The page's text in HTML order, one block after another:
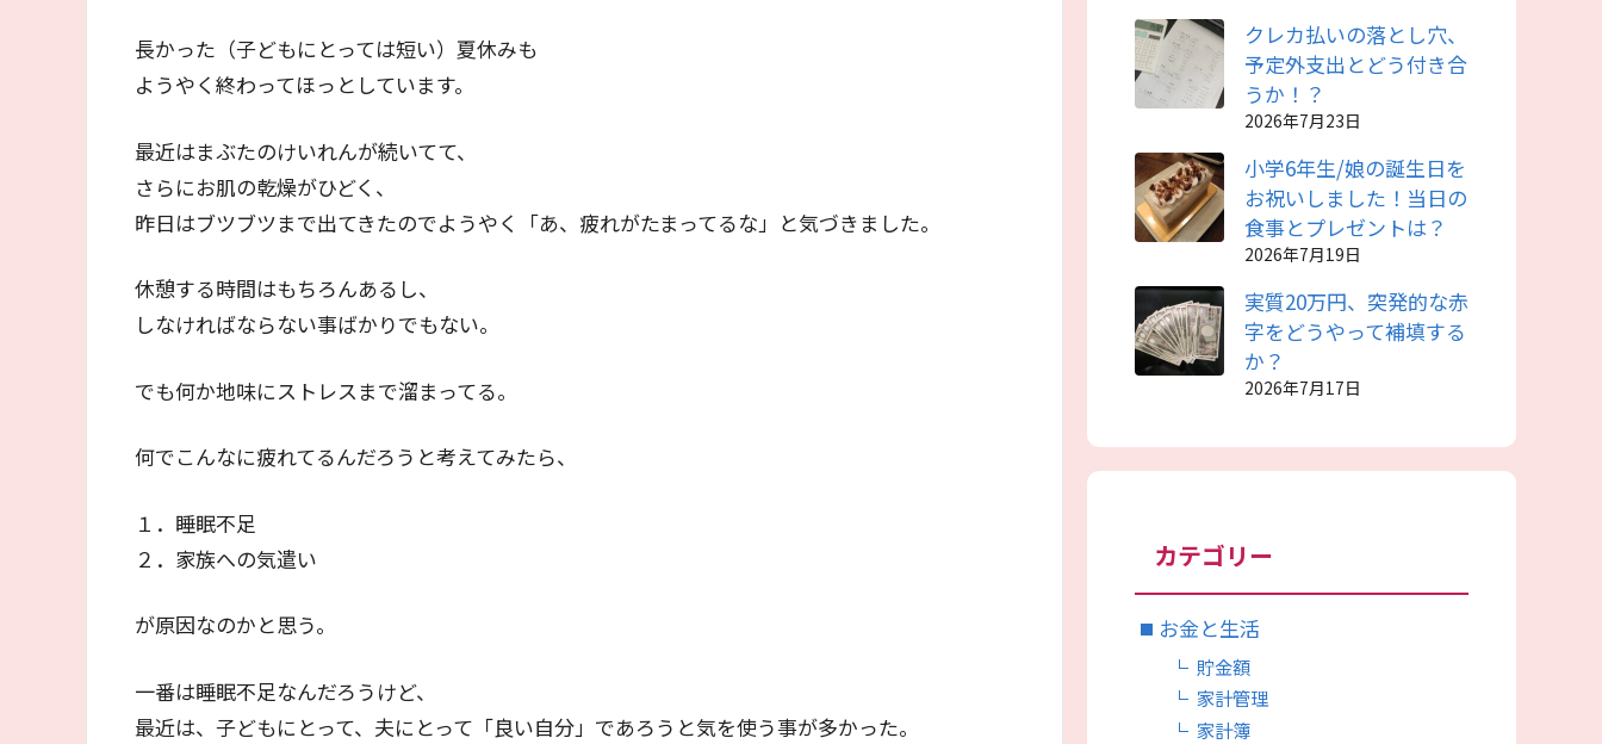
長かった（子どもにとっては短い）夏休みも
ようやく終わってほっとしています。
最近はまぶたのけいれんが続いてて、
さらにお肌の乾燥がひどく、
昨日はブツブツまで出てきたのでようやく「あ、疲れがたまってるな」と気づきました。
休憩する時間はもちろんあるし、
しなければならない事ばかりでもない。
でも何か地味にストレスまで溜まってる。
何でこんなに疲れてるんだろうと考えてみたら、
１．睡眠不足
２．家族への気遣い
が原因なのかと思う。
一番は睡眠不足なんだろうけど、
最近は、子どもにとって、夫にとって「良い自分」であろうと気を使う事が多かった。
クレカ払いの落とし穴、
予定外支出とどう付き合
うか！？
2026年7月23日
小学6年生/娘の誕生日を
お祝いしました！当日の
食事とプレゼントは？
2026年7月19日
実質20万円、突発的な赤
字をどうやって補填する
か？
2026年7月17日
カテゴリー
お金と生活
貯金額
家計管理
家計簿